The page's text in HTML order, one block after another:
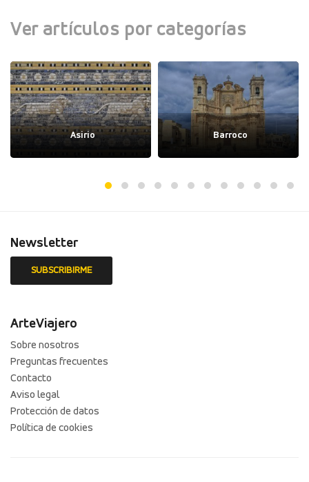
Ver artículos por categorías
Asirio Barroco
Newsletter
ArteViajero
Sobre nosotros
Preguntas frecuentes
Contacto
Aviso legal
Protección de datos
Política de cookies